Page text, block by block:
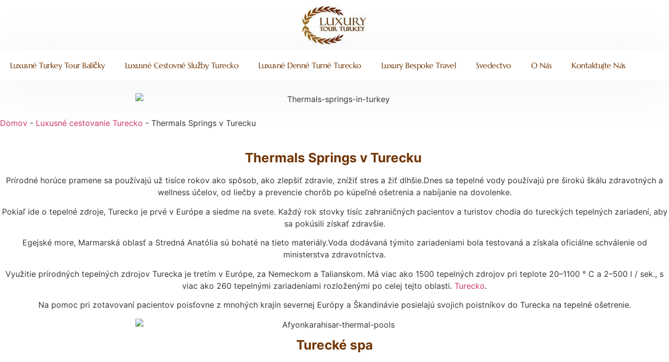
Luxusné Turkey Tour Balíčky Luxusné Cestovné Služby Turecko Luxusné Denné Turné Turecko Luxury Bespoke Travel Svedectvo O Nás Kontaktujte Nás
Domov - Luxusné cestovanie Turecko - Thermals Springs v Turecku
Thermals Springs v Turecku
Prírodné horúce pramene sa používajú už tisíce rokov ako spôsob, ako zlepšiť zdravie, znížiť stres a žiť dlhšie.Dnes sa tepelné vody používajú pre širokú škálu zdravotných a
wellness účelov, od liečby a prevencie chorôb po kúpeľné ošetrenia a nabíjanie na dovolenke.
Pokiaľ ide o tepelné zdroje, Turecko je prvé v Európe a siedme na svete. Každý rok stovky tisíc zahraničných pacientov a turistov chodia do tureckých tepelných zariadení, aby
sa pokúsili získať zdravšie.
Egejské more, Marmarská oblasť a Stredná Anatólia sú bohaté na tieto materiály.Voda dodávaná týmito zariadeniami bola testovaná a získala oficiálne schválenie od
ministerstva zdravotníctva.
Využitie prírodných tepelných zdrojov Turecka je tretím v Európe, za Nemeckom a Talianskom. Má viac ako 1500 tepelných zdrojov pri teplote 20–1100 ° C a 2–500 l / sek., s
viac ako 260 tepelnými zariadeniami rozloženými po celej tejto oblasti. Turecko.
Na pomoc pri zotavovaní pacientov poisťovne z mnohých krajín severnej Európy a Škandinávie posielajú svojich poistníkov do Turecka na tepelné ošetrenie.
Turecké spa